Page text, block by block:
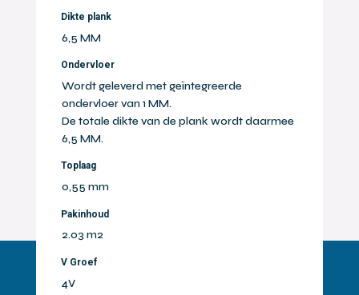
Dikte plank
6,5 MM
Ondervloer
Wordt geleverd met geïntegreerde
ondervloer van 1 MM.
De totale dikte van de plank wordt daarmee
6,5 MM.
Toplaag
0,55 mm
Pakinhoud
2.03 m2
V Groef
4V